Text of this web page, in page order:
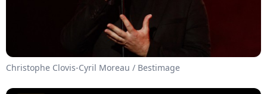
Christophe Clovis-Cyril Moreau / Bestimage